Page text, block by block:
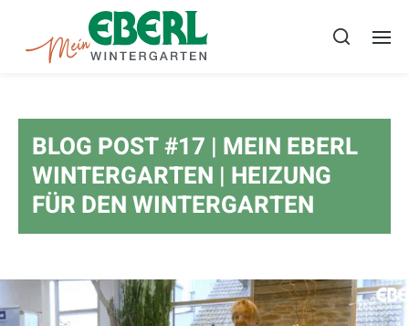
BLOG POST #17 | MEIN EBERL
WINTERGARTEN | HEIZUNG
FÜR DEN WINTERGARTEN